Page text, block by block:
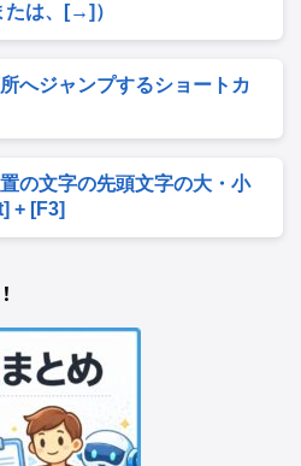
は、[→]）
へジャンプするショートカ
の文字の先頭文字の大・小
+ [F3]